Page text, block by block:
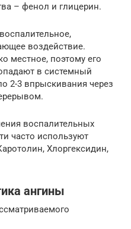
– фенол и глицерин.
воздействие.
местное, поэтому его
в системный
2-3 впрыскивания через
воспалительных
часто используют
Хлоргексидин,
ангины